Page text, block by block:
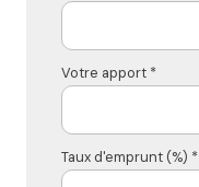
Votre apport *
Taux d'emprunt (%) *